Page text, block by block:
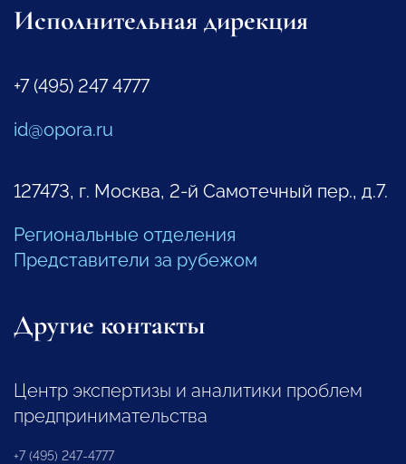
Исполнительная дирекция
+7 (495) 247 4777
id@opora.ru
127473, г. Москва, 2-й Самотечный пер., д.7.
Региональные отделения
Представители за рубежом
Другие контакты
Центр экспертизы и аналитики проблем
предпринимательства
+7 (495) 247-4777